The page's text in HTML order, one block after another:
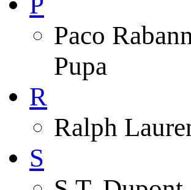
Paco
Pupa
R
Ralph
S